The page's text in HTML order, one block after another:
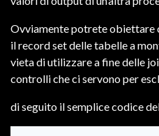
Ovviamente potrete obiettare
il record set delle tabelle a
vieta di utilizzare a fine delle
controlli che ci servono per
di seguito il semplice codice